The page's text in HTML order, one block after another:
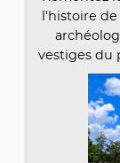
l'histoire de
vestiges du